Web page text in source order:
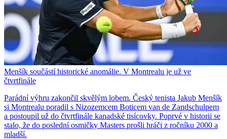
Menšík součástí historické anomálie. V Montrealu je už ve
čtvrtfinále
Parádní výhru zakončil skvělým lobem. Český tenista Jakub Menšík
si Montrealu poradil s Nizozemcem Boticem van de Zandschulpem
a postoupil už do čtvrtfinále kanadské tisícovky. Poprvé v historii se
stalo, že do poslední osmičky Masters prošli hráči z ročníku 2000 a
mladší.